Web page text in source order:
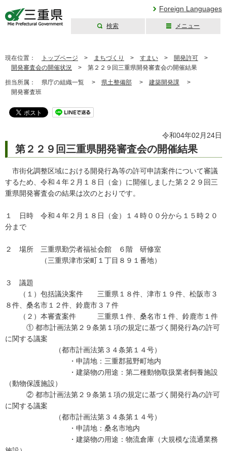
Foreign Languages
検索 メニュー
現在位置： トップページ > まちづくり > すまい > 開発許可 >
開発審査会の開催状況 > 第２２９回三重県開発審査会の開催結果
担当所属： 県庁の組織一覧 > 県土整備部 > 建築開発課 >
開発審査班
令和04年02月24日
第２２９回三重県開発審査会の開催結果
市街化調整区域における開発行為等の許可申請案件について審議
するため、令和４年２月１８日（金）に開催しました第２２９回三
重県開発審査会の結果は次のとおりです。
１ 日時 令和４年２月１８日（金）１４時００分から１５時２０
分まで
２ 場所 三重県勤労者福祉会館 ６階 研修室
（三重県津市栄町１丁目８９１番地）
３ 議題
（１）包括議決案件 三重県１８件、津市１９件、松阪市３
８件、桑名市１２件、鈴鹿市３７件
（２）本審査案件 三重県１件、桑名市１件、鈴鹿市１件
① 都市計画法第２９条第１項の規定に基づく開発行為の許可
に関する議案
（都市計画法第３４条第１４号）
・申請地：三重郡菰野町地内
・建築物の用途：第二種動物取扱業者飼養施設
（動物保護施設）
② 都市計画法第２９条第１項の規定に基づく開発行為の許可
に関する議案
（都市計画法第３４条第１４号）
・申請地：桑名市地内
・建築物の用途：物流倉庫（大規模な流通業務